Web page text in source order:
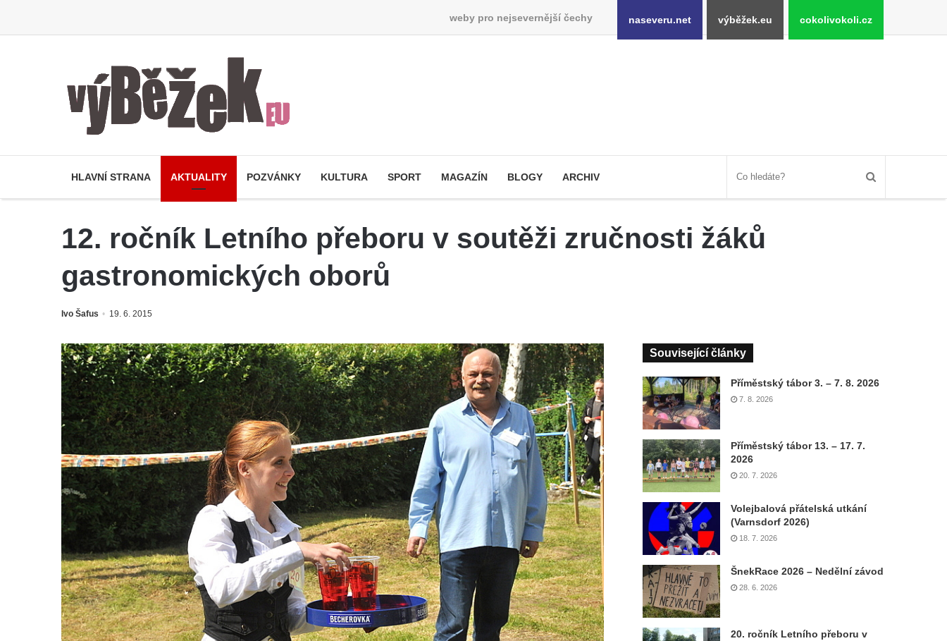
weby pro nejsevernější čechy naseveru.net výběžek.eu cokolivokoli.cz
HLAVNÍ STRANA AKTUALITY POZVÁNKY KULTURA SPORT MAGAZÍN BLOGY ARCHIV
12. ročník Letního přeboru v soutěži zručnosti žáků
gastronomických oborů
Ivo Šafus 19. 6. 2015
Související články
Příměstský tábor 3. – 7. 8. 2026
7. 8. 2026
Příměstský tábor 13. – 17. 7.
2026
20. 7. 2026
Volejbalová přátelská utkání
(Varnsdorf 2026)
18. 7. 2026
ŠnekRace 2026 – Nedělní závod
28. 6. 2026
20. ročník Letního přeboru v